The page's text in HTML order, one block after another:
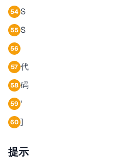
54 S
55 S
56
57 代
58 码
59 '
60 ]
提示